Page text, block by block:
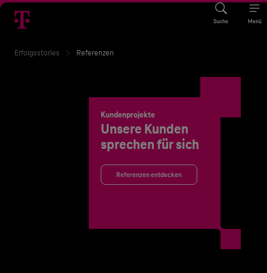
Suche Menü
Erfolgsstories Referenzen
Kundenprojekte
Unsere Kunden
sprechen für sich
Referenzen entdecken